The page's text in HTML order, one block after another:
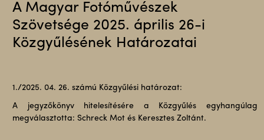
A Magyar Fotóművészek
Szövetsége 2025. április 26-i
Közgyűlésének Határozatai
1./2025. 04. 26. számú Közgyűlési határozat:
A jegyzőkönyv hitelesítésére a Közgyűlés egyhangúlag
megválasztotta: Schreck Mot és Keresztes Zoltánt.